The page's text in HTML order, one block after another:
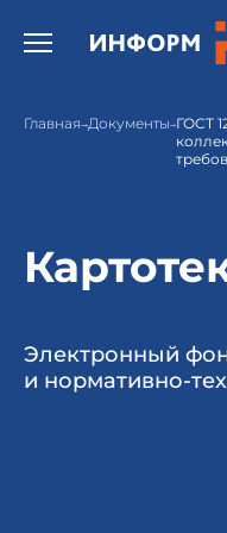
Открыть бургер меню.
Главная Документы ГОСТ
Электронный
и нормативно-